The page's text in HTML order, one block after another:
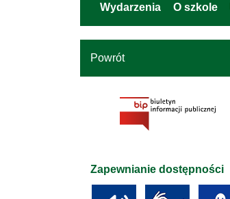
Wydarzenia O szkole
Powrót
Zapewnianie dostępności